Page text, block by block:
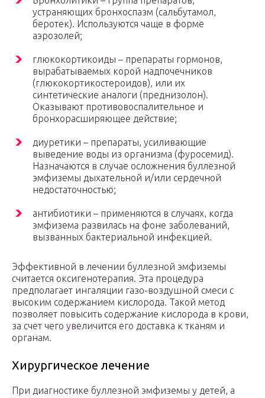
устраняющих бронхоспазм (сальбутамол,
беротек). Используются чаще в форме
аэрозолей;
глюкокортикоиды – препараты гормонов,
вырабатываемых корой надпочечников
(глюкокортикостероидов), или их
синтетические аналоги (преднизолон).
Оказывают противовоспалительное и
бронхорасширяющее действие;
диуретики – препараты, усиливающие
выведение воды из организма (фуросемид).
Назначаются в случае осложнения буллезной
эмфиземы дыхательной и/или сердечной
недостаточностью;
антибиотики – применяются в случаях, когда
эмфизема развилась на фоне заболеваний,
вызванных бактериальной инфекцией.
Эффективной в лечении буллезной эмфиземы
считается оксигенотерапия. Эта процедура
предполагает ингаляции газо-воздушной смеси с
высоким содержанием кислорода. Такой метод
позволяет повысить содержание кислорода в крови,
за счет чего увеличится его доставка к тканям и
органам.
Хирургическое лечение
При диагностике буллезной эмфиземы у детей, а